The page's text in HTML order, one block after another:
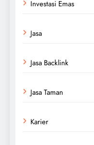
Investasi Emas
Jasa
Jasa Backlink
Jasa Taman
Karier